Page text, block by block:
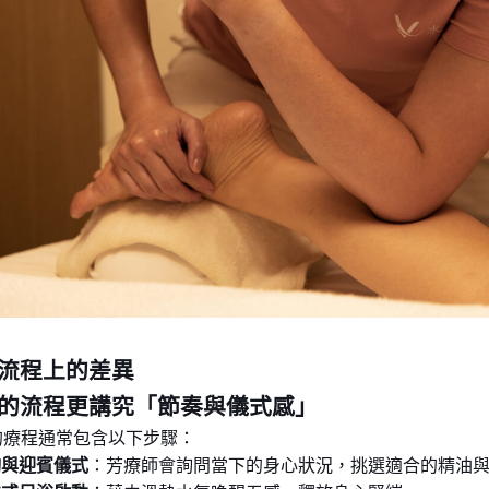
程上的差異
流程更講究「節奏與儀式感」
療程通常包含以下步驟：
迎賓儀式 ：芳療師會詢問當下的身心狀況，挑選適合的精油